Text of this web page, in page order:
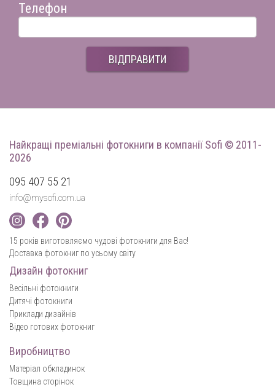
Телефон
ВІДПРАВИТИ
Найкращі преміальні фотокниги в компанії Sofi © 2011-
2026
095 407 55 21
info@mysofi.com.ua
15 років виготовляємо чудові фотокниги для Вас!
Доставка фотокниг по усьому світу
Дизайн фотокниг
Весільні фотокниги
Дитячі фотокниги
Приклади дизайнів
Відео готових фотокниг
Виробництво
Матеріал обкладинок
Товщина сторінок